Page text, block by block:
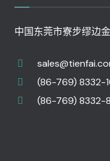
中国东莞市寮步缪边
(86-769) 8332-
(86-769) 8332-